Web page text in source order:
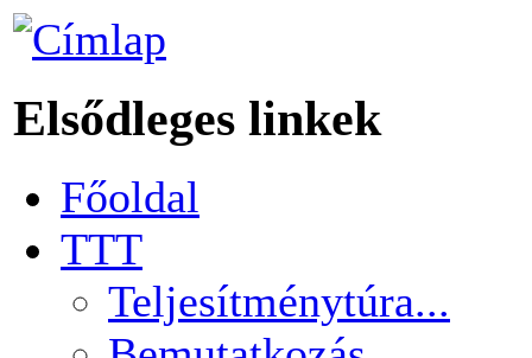
Elsődleges linkek
Főoldal
TTT
Teljesítménytúra...